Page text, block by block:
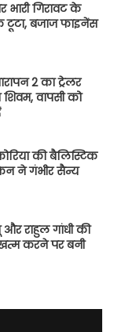
भारी गिरावट के
बजाज फाइनेंस
2 का ट्रेलर
शिवम, वापसी को
की बैलिस्टिक
ने गंभीर सैन्य
राहुल गांधी की
करने पर बनी